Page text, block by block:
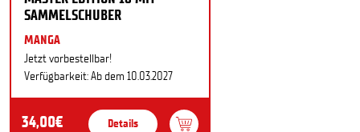
SAMMELSCHUBER
MANGA
Jetzt vorbestellbar!
Verfügbarkeit: Ab dem 10.03.2027
34,00€ Details